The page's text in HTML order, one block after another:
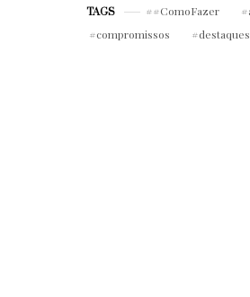
TAGS #ComoFazer
compromissos
destaques